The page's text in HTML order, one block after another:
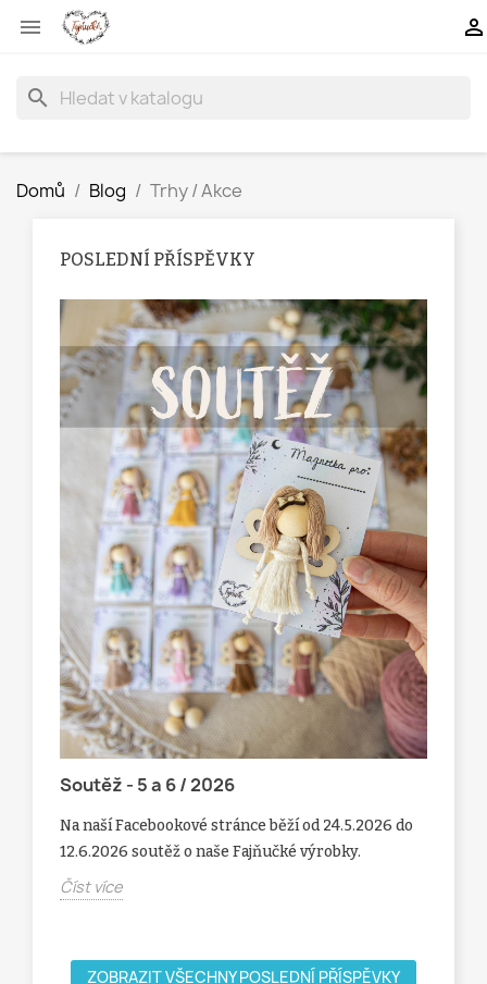
 
search
Domů Blog Trhy / Akce
POSLEDNÍ PŘÍSPĚVKY
Soutěž - 5 a 6 / 2026
Na naší Facebookové stránce běží od 24.5.2026 do
12.6.2026 soutěž o naše Fajňučké výrobky.
Číst více
ZOBRAZIT VŠECHNY POSLEDNÍ PŘÍSPĚVKY